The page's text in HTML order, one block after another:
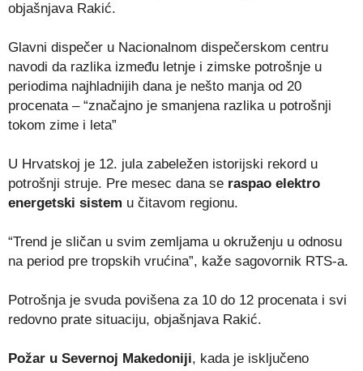
objašnjava Rakić.
Glavni dispečer u Nacionalnom dispečerskom centru
navodi da razlika između letnje i zimske potrošnje u
periodima najhladnijih dana je nešto manja od 20
procenata – “značajno je smanjena razlika u potrošnji
tokom zime i leta”
U Hrvatskoj je 12. jula zabeležen istorijski rekord u
potrošnji struje. Pre mesec dana se raspao elektro
energetski sistem u čitavom regionu.
“Trend je sličan u svim zemljama u okruženju u odnosu
na period pre tropskih vrućina”, kaže sagovornik RTS-a.
Potrošnja je svuda povišena za 10 do 12 procenata i svi
redovno prate situaciju, objašnjava Rakić.
Požar u Severnoj Makedoniji, kada je isključeno